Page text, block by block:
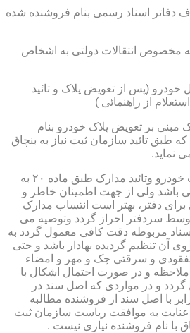
اسناد رسمی بنام فروشنده شده
که مخصوص انتقالات دولتی به اشخاص
خودرو (پس از تعویض پلاک و تائید
از راهنمائی )
مبنی بر تعویض پلاک خودرو بنام
فروشنده قبل از ۲۳/۰۷/۸۴ که طبق تائید سازمان ثبت نیاز به بنچاق
نماید.
گرچه وظیفه کنترل اصالت خودرو وتائید مدارک طبق ماده ۲۰ به
باشد ولی از جهت اطمینان خاطر و
دفتر، بهتر است انتساب مدارک
سردفتر احراز گردد وتوصیه می
مربوطه دقت کافی معمول گردد به
آن تنظیم گردیده بهادار باشد و حتی
و سرقتی چک و مهر و امضاء
ملاحظه و در صورت احتمال اشکال با
و در مواردی که اصل سند در
با اصل سند از فروشنده مطالبه
، تنها در مورد بند ۵ با عنایت به موافقت ریاست سازمان ثبت
با نام فروشنده نیازی نیست .